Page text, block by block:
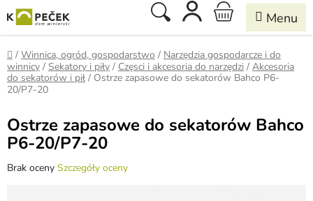
do
treści
Szukaj KOSZYK
Home
/ Winnica, ogród, gospodarstwo / Narzędzia gospodarcze i do
winnicy / Sekatory i piły / Częsci i akcesoria do narzędzi / Akcesoria
do sekatorów i pił / Ostrze zapasowe do sekatorów Bahco P6-
20/P7-20
Ostrze zapasowe do sekatorów Bahco
P6-20/P7-20
Średnia
Brak oceny Szczegóły oceny